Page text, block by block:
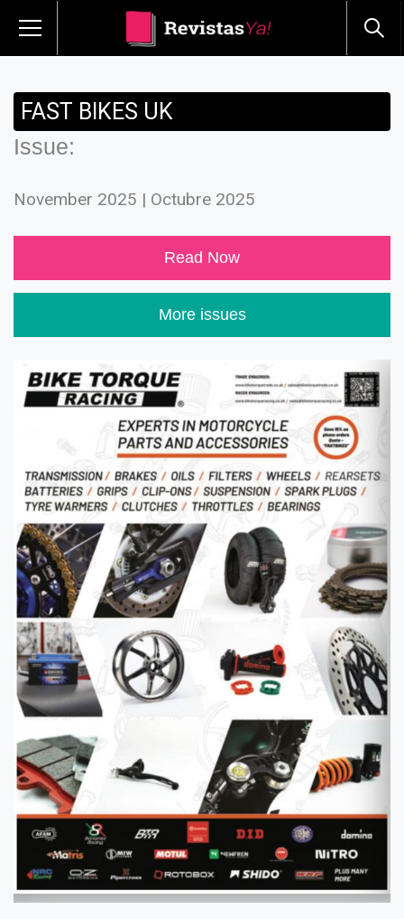
FAST BIKES UK
Issue:
November 2025 | Octubre 2025
Read Now
More issues